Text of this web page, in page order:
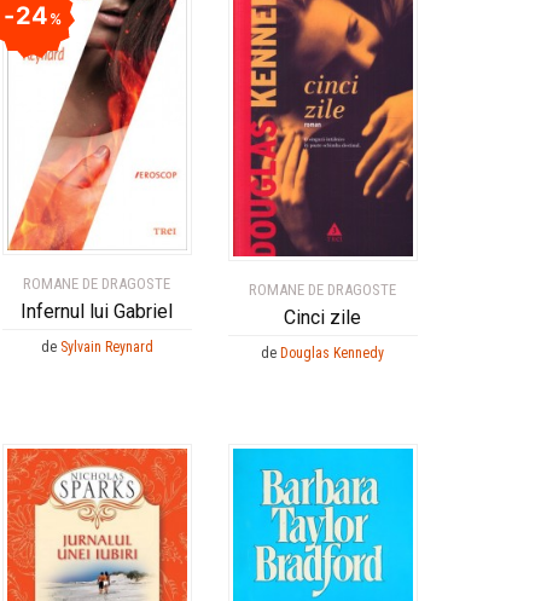
ROMANE DE DRAGOSTE
Infernul lui Gabriel
24%
de Sylvain Reynard
ROMANE DE DRAGOSTE
Cinci zile
deDouglas Kennedy